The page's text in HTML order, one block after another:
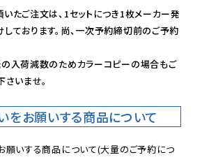
たご注文は、1セットにつき1枚メーカー発
ております。尚、一次予約締切前のご予約
入荷減数のためカラーコピーの場合もご
さいませ。
をお願いする商品について
いする商品について(大量のご予約につ